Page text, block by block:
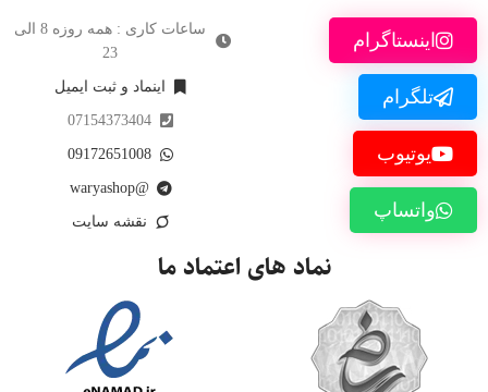
اینستاگرام
تلگرام
یوتیوب
واتساپ
ساعات کاری : همه روزه 8 الی
23
اینماد و ثبت ایمیل
07154373404
09172651008
@waryashop
نقشه سایت
نماد های اعتماد ما